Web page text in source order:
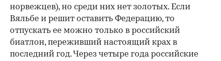
норвежцев), но среди них нет золотых. Если
Вяльбе и решит оставить Федерацию, то
отпускать ее можно только в российский
биатлон, переживший настоящий крах в
последний год. Через четыре года российские